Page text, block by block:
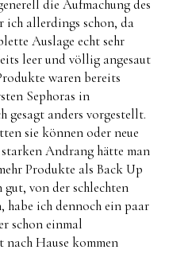
die Aufmachung des
ich allerdings schon, da
Auslage echt sehr
leer und völlig angesaut
waren bereits
Sephoras in
gesagt anders vorgestellt.
sie können oder neue
Andrang hätte man
Produkte als Back Up
von der schlechten
habe ich dennoch ein paar
schon einmal
Hause kommen